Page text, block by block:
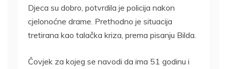
Djeca su dobro, potvrdila je policija nakon
cjelonoćne drame. Prethodno je situacija
tretirana kao talačka kriza, prema pisanju Bilda.
Čovjek za kojeg se navodi da ima 51 godinu i